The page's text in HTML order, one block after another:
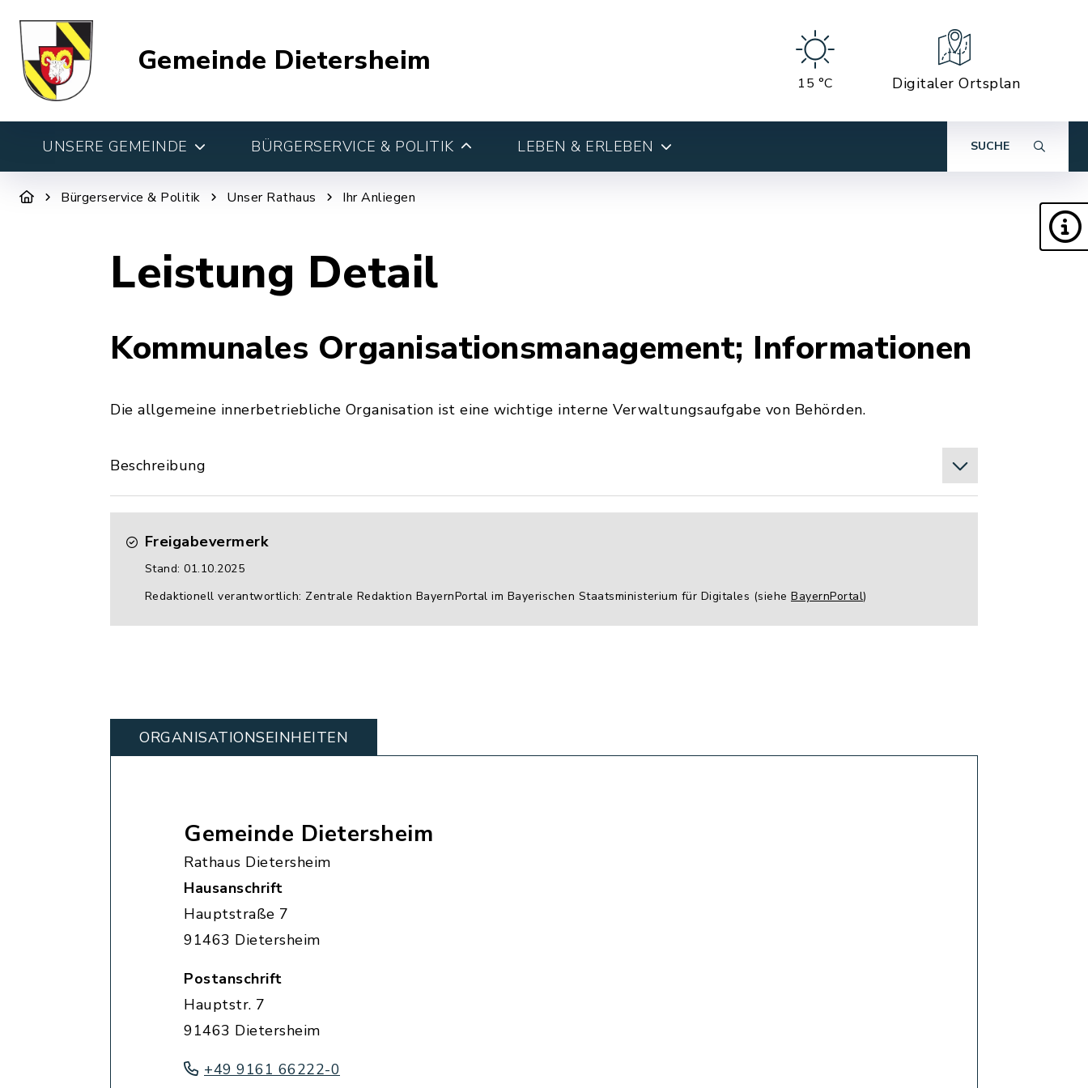
Gemeinde Dietersheim
15 °C Digitaler Ortsplan
UNSERE GEMEINDE BÜRGERSERVICE & POLITIK LEBEN & ERLEBEN SUCHE
Bürgerservice & Politik Unser Rathaus Ihr Anliegen
Leistung Detail
Kommunales Organisationsmanagement; Informationen
Die allgemeine innerbetriebliche Organisation ist eine wichtige interne Verwaltungsaufgabe von Behörden.
Beschreibung
Freigabevermerk
Stand: 01.10.2025
Redaktionell verantwortlich: Zentrale Redaktion BayernPortal im Bayerischen Staatsministerium für Digitales (siehe BayernPortal)
ORGANISATIONS­EINHEITEN
Gemeinde Dietersheim
Rathaus Dietersheim
Hausanschrift
Hauptstraße 7
91463 Dietersheim
Postanschrift
Hauptstr. 7
91463 Dietersheim
+49 9161 66222-0